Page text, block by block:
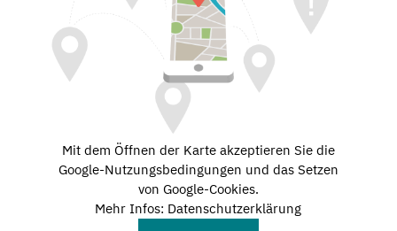
Mit dem Öffnen der Karte akzeptieren Sie die
Google-Nutzungsbedingungen und das Setzen
von Google-Cookies.
Mehr Infos: Datenschutzerklärung